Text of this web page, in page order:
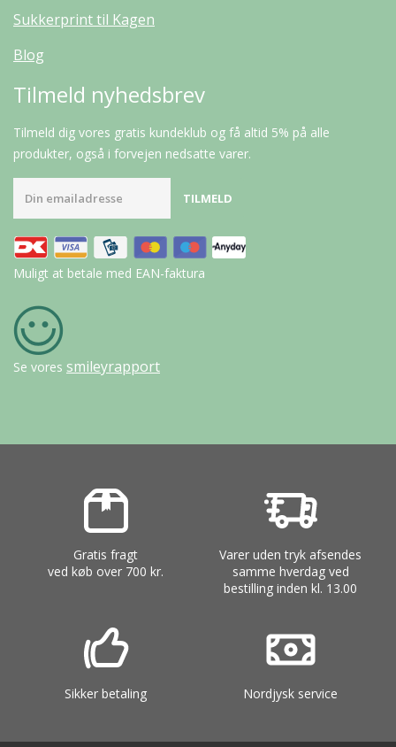
Sukkerprint til Kagen
Blog
Tilmeld nyhedsbrev
Tilmeld dig vores gratis kundeklub og få altid 5% på alle
produkter, også i forvejen nedsatte varer.
Muligt at betale med EAN-faktura
Se vores smileyrapport
Gratis fragt
ved køb over 700 kr.
Varer uden tryk afsendes
samme hverdag ved
bestilling inden kl. 13.00
Sikker betaling Nordjysk service